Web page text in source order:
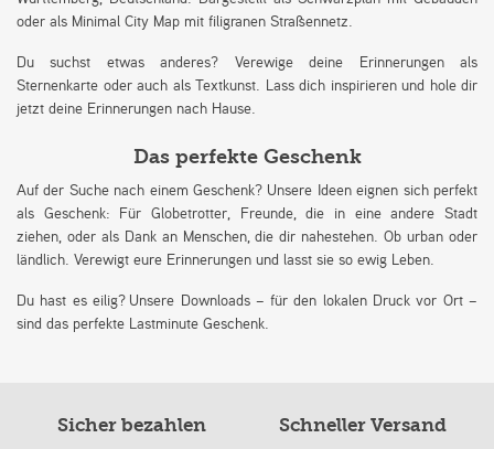
oder als Minimal City Map mit filigranen Straßennetz.
Du suchst etwas anderes? Verewige deine Erinnerungen als
Sternenkarte oder auch als Textkunst. Lass dich inspirieren und hole dir
jetzt deine Erinnerungen nach Hause.
Das perfekte Geschenk
Auf der Suche nach einem Geschenk? Unsere Ideen eignen sich perfekt
als Geschenk: Für Globetrotter, Freunde, die in eine andere Stadt
ziehen, oder als Dank an Menschen, die dir nahestehen. Ob urban oder
ländlich. Verewigt eure Erinnerungen und lasst sie so ewig Leben.
Du hast es eilig? Unsere Downloads – für den lokalen Druck vor Ort –
sind das perfekte Lastminute Geschenk.
Sicher bezahlen Schneller Versand